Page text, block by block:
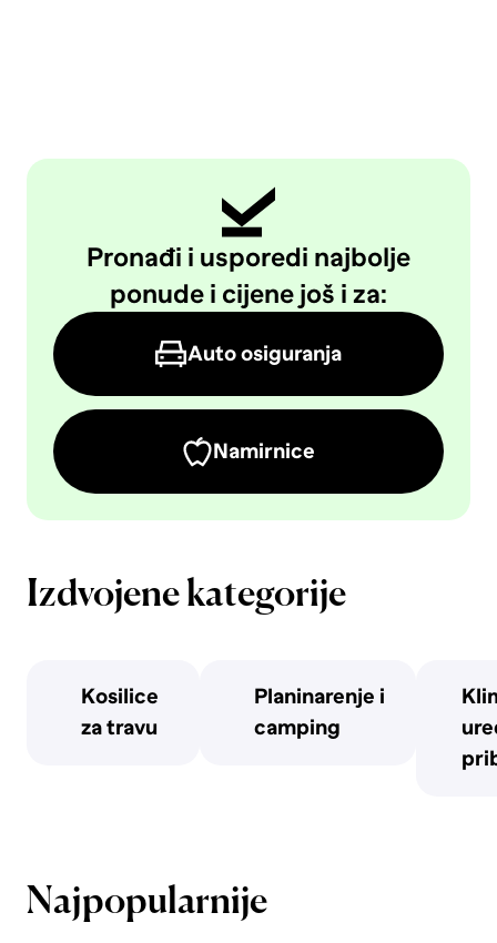
Pronađi i usporedi najbolje
ponude i cijene još i za:
Auto osiguranja
Namirnice
Izdvojene kategorije
Kosilice
za travu
Planinarenje i
camping
Najpopularnije